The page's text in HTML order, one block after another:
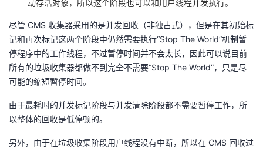
动存活对象，所以这个阶段也可以和用户线程并发执行。
尽管 CMS 收集器采用的是并发回收（非独占式），但是在其初始标
记和再次标记这两个阶段中仍然需要执行“Stop The World”机制暂
停程序中的工作线程，不过暂停时间并不会太长，因此可以说目前
所有的垃圾收集器都做不到完全不需要“Stop The World”，只是尽
可能的缩短暂停时间。
由于最耗时的并发标记阶段与并发清除阶段都不需要暂停工作，所
以整体的回收是低停顿的。
另外，由于在垃圾收集阶段用户线程没有中断，所以在 CMS 回收过